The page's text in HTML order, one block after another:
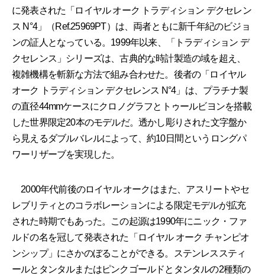
に発表された「ロイヤル オーク トラディション デクセレン
ス N°4」（Ref.25969PT）は、両者ともに新千年紀のビジョ
ンの証人となっている。1999年以来、「トラディション デ
クセレンス」シリーズは、古典的な時計製造の域を超え、
複雑機構を斬新な方法で組み合わせた。後者の「ロイヤル
オーク トラディション デクセレンス N°4」は、プラチナ製
の直径44mmケースにクロノグラフとトゥールビヨンを搭載
した世界限定20本のモデルだ。透かし彫りされた文字盤か
ら見えるダブルバレルによって、約10日間というロングパ
ワーリザーブを実現した。
2000年代前後のロイヤル オークはまた、アスリートやセ
レブリティとのコラボレーションによる限定モデルが拡充
された時期でもあった。この起源は1990年にニック・ファ
ルドの名を冠して発表された「ロイヤル オーク チャンピオ
ンシップ」にさかのぼることができる。ステンレススティ
ールとタンタルまたはピンクゴールドとタンタルの2種類の